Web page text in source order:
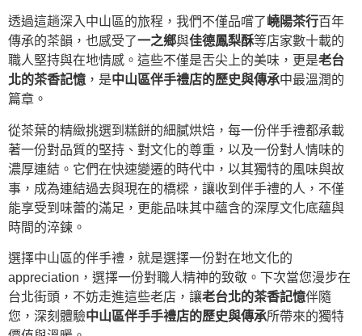
透過這趟深入中山區的旅程，我們不僅品嚐了嶢陽茶行百年
傳承的茶韻，也感受了一之鄉與佳德鳳梨酥等店家數十載的
職人堅持與在地情感。這些不僅是舌尖上的美味，更是老台
北的茶香記憶 ，是中山區伴手禮店的歷史與傳承中最溫潤的
篇章。
從茶葉的精緻挑選到糕餅的細膩烘焙，每一份伴手禮都承載
著一份對品質的堅持、對文化的尊重，以及一份對人情味的
濃厚連結。它們在快速變遷的時代中，以其獨特的風味與故
事，成為連結過去與現在的橋樑，讓收到伴手禮的人，不僅
能享受到味蕾的滿足，更能品味其中蘊含的深厚文化底蘊與
時間的淬鍊。
選擇中山區的伴手禮，就是選擇一份對在地文化的
appreciation，選擇一份對職人精神的致敬。下次當您漫步在
台北街頭，不妨走進這些老店，讓老台北的茶香記憶伴隨
您，深刻體驗中山區伴手手禮店的歷史與傳承所帶來的獨特